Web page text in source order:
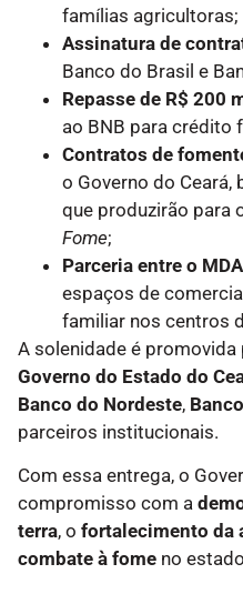
famílias agricultoras;
Assinatura de
Banco do Brasil e
Repasse de R$ 200
ao BNB para crédito
Contratos de
o Governo do
que produzirão para
Fome;
Parceria entre o
espaços de
familiar nos centros
A solenidade é
Governo do Estado do
Banco do Nordeste,
parceiros institucionais.
Com essa entrega, o
compromisso com a
terra, o fortalecimento da
combate à fome no